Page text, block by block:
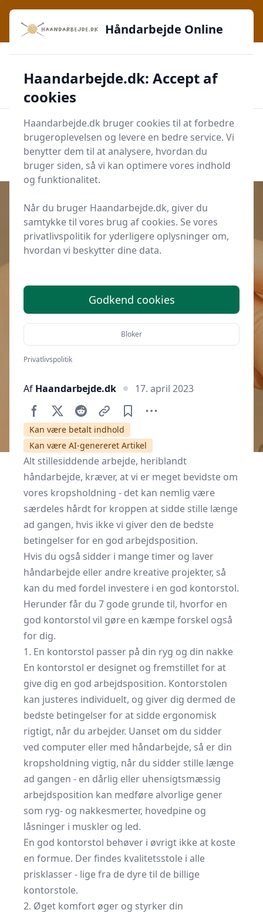
Håndarbejde Online - Inspiration, teknikker og fællesskab -
lige ved hånden
Shopping med sikkerhed ✔️ Altid de bedste priser
Mærker i høj kvalitet
Start søgning
Start søgning
Udgivet iTips og Udstyr
Sidder du også mange timer og
er 7 grunde til hvorfor du bør købe
en kontorstol
Af Haandarbejde.dk 17. april 2023
Kan være betalt indhold
Kan være AI-genereret Artikel
Alt stillesiddende arbejde, heriblandt
håndarbejde, kræver, at vi er meget bevidste om
vores kropsholdning - det kan nemlig være
særdeles hårdt for kroppen at sidde stille længe
ad gangen, hvis ikke vi giver den de bedste
betingelser for en god arbejdsposition.
Hvis du også sidder i mange timer og laver
håndarbejde eller andre kreative projekter, så
kan du med fordel investere i en god kontorstol.
Herunder får du 7 gode grunde til, hvorfor en
god kontorstol vil gøre en kæmpe forskel også
for dig.
1. En kontorstol passer på din ryg og din nakke
En kontorstol er designet og fremstillet for at
give dig en god arbejdsposition. Kontorstolen
kan justeres individuelt, og giver dig dermed de
bedste betingelser for at sidde ergonomisk
rigtigt, når du arbejder. Uanset om du sidder
ved computer eller med håndarbejde, så er din
kropsholdning vigtig, når du sidder stille længe
ad gangen - en dårlig eller uhensigtsmæssig
arbejdsposition kan medføre alvorlige gener
som ryg- og nakkesmerter, hovedpine og
låsninger i muskler og led.
En god kontorstol behøver i øvrigt ikke at koste
en formue. Der findes kvalitetsstole i alle
prisklasser - lige fra de dyre til de billige
kontorstole.
2. Øget komfort øger og styrker din
Håndarbejde Online
Haandarbejde.dk: Accept af
cookies
Haandarbejde.dk bruger cookies til at forbedre
brugeroplevelsen og levere en bedre service. Vi
benytter dem til at analysere, hvordan du
bruger siden, så vi kan optimere vores indhold
og funktionalitet.
Når du bruger Haandarbejde.dk, giver du
samtykke til vores brug af cookies. Se vores
privatlivspolitik for yderligere oplysninger om,
hvordan vi beskytter dine data.
Godkend cookies
Bloker
Privatlivspolitik